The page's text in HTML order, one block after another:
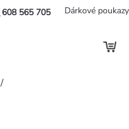
608 565 705 Dárkové poukazy
/